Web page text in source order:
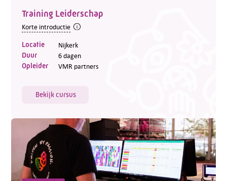
Training Leiderschap
Korte introductie
Locatie Nijkerk
Duur 6 dagen
Opleider VMR partners
Bekijk cursus